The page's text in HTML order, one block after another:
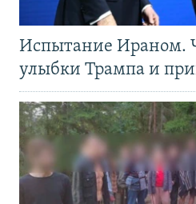
Испытание Ираном.
улыбки Трампа и